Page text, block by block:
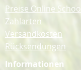
Preise Online School
Zahlarten
Versandkosten
Rücksendungen
Informationen